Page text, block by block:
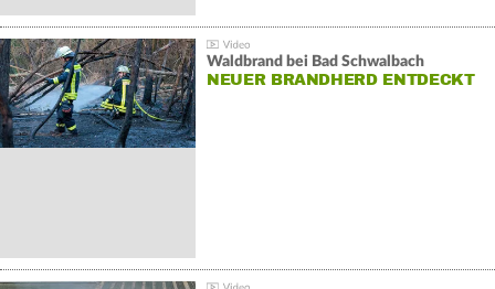
Waldbrand bei Bad Schwalbach
NEUER BRANDHERD ENTDECKT